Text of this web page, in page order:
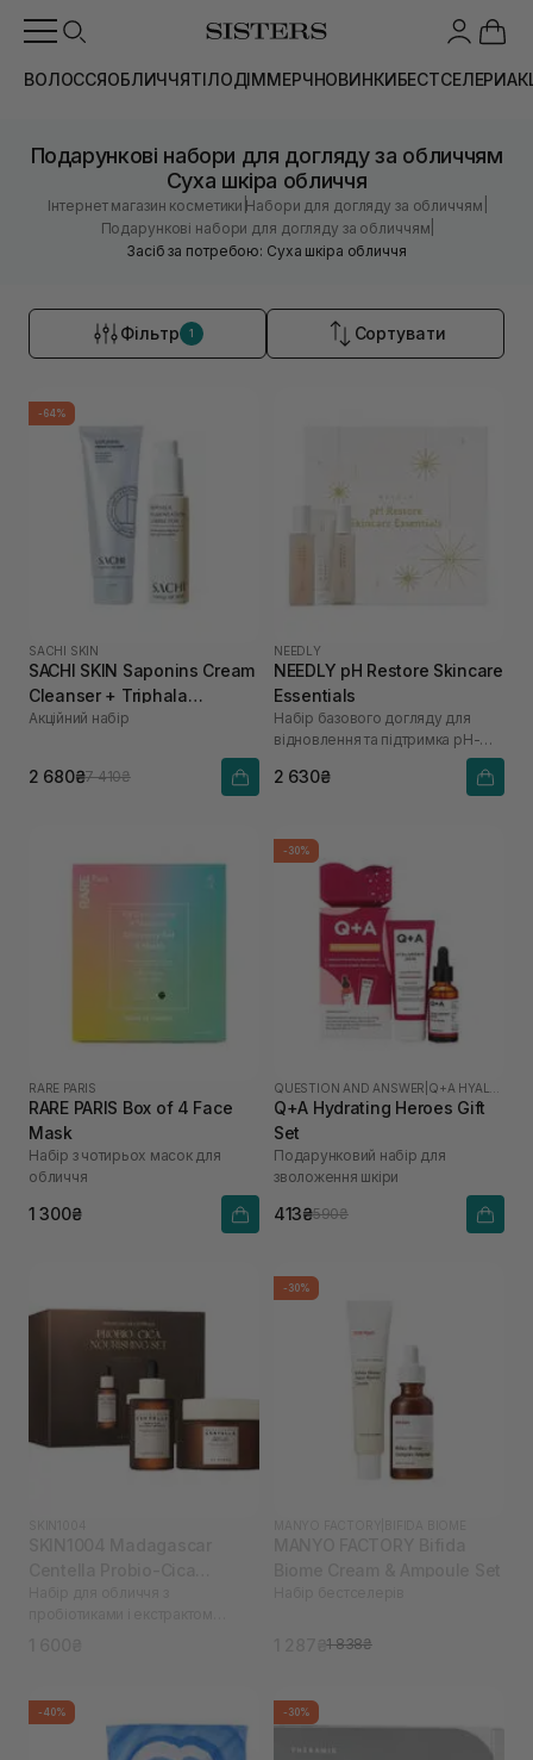
ВОЛОССЯОБЛИЧЧЯТІЛОДІММЕРЧНОВИНКИБЕСТСЕЛЕРИ
Подарункові набори для догляду за обличчям
Суха шкіра обличчя
Інтернет магазин косметики |Набори для догляду за обличчям
Подарункові набори для догляду за обличчям
Засіб за потребою: Суха шкіра обличчя
Фільтр 1 Сортувати
-64%
SACHI SKIN
SACHI SKIN Saponins Cream
Cleanser + Triphala
Pigmentation Corrector
Акційний набір
2 680₴7 410₴
NEEDLY
NEEDLY pH Restore Skincare
Essentials
Набір базового догляду для
відновлення та підтримка pH-
2 630₴
RARE PARIS
RARE PARIS Box of 4 Face
Mask
Набір з чотирьох масок для
обличчя
1 300₴
-30%
QUESTION AND ANSWER
Q+A Hydrating Heroes Gift
Set
Подарунковий набір для
зволоження шкіри
413₴590₴
-30%
1 287₴1 838₴
-40% -30%